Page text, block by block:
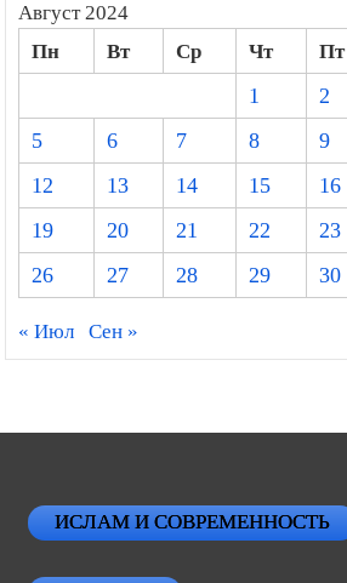
Август 2024
Пн Вт Ср Чт Пт
1
2
5
6 7 8 9
12
13 14 15 16
19
20 21 22 23
26
27 28 29 30
« Июл Сен »
ИСЛАМ И СОВРЕМЕННОСТЬ